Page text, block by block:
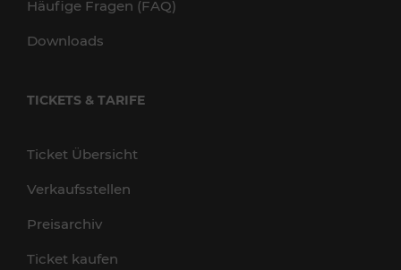
Häufige Fragen (FAQ)
Downloads
TICKETS & TARIFE
Ticket Übersicht
Verkaufsstellen
Preisarchiv
Ticket kaufen